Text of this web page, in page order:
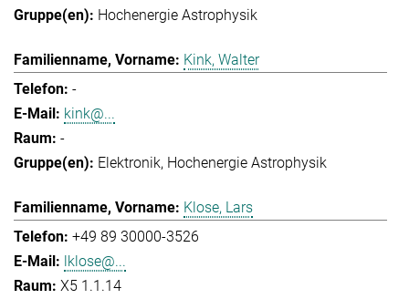
Hochenergie Astrophysik
Kink, Walter
-
kink@...
-
Elektronik Hochenergie Astrophysik
Klose, Lars
+49 89 30000-3526
lklose@...
X5 1.1.14